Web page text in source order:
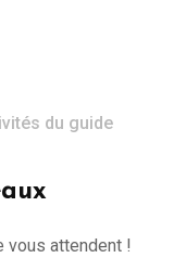
du guide
attendent !